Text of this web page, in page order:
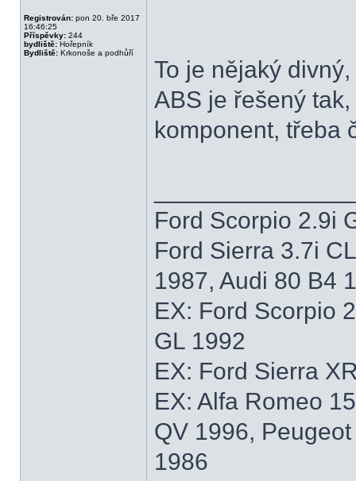
Registrován: pon 20. bře 2017
16:46:25
Příspěvky: 244
bydliště: Hořepník
Bydliště: Krkonoše a podhůří
To je nějaký
ABS je řešený
komponent, třeba
Ford Scorpio 2.9i
Ford Sierra 3.7i
1987, Audi 80 B4
EX: Ford Scorpio
GL 1992
EX: Ford Sierra
EX: Alfa Romeo
QV 1996,
1986